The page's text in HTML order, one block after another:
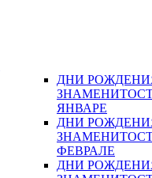
ДНИ
ЯНВАРЕ
ДНИ
ФЕВРАЛЕ
ДНИ